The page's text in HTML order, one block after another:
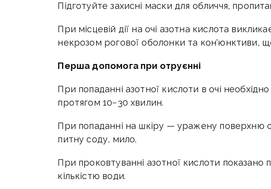
Підготуйте захисні маски для обличчя,
При місцевій дії на очі азотна кислота
некрозом рогової оболонки та кон'юнктиви,
Перша допомога при отруєнні
При попаданні азотної кислоти в очі
протягом 10−30 хвилин.
При попаданні на шкіру — уражену поверхню
питну соду, мило.
При проковтуванні азотної кислоти
кількістю води.